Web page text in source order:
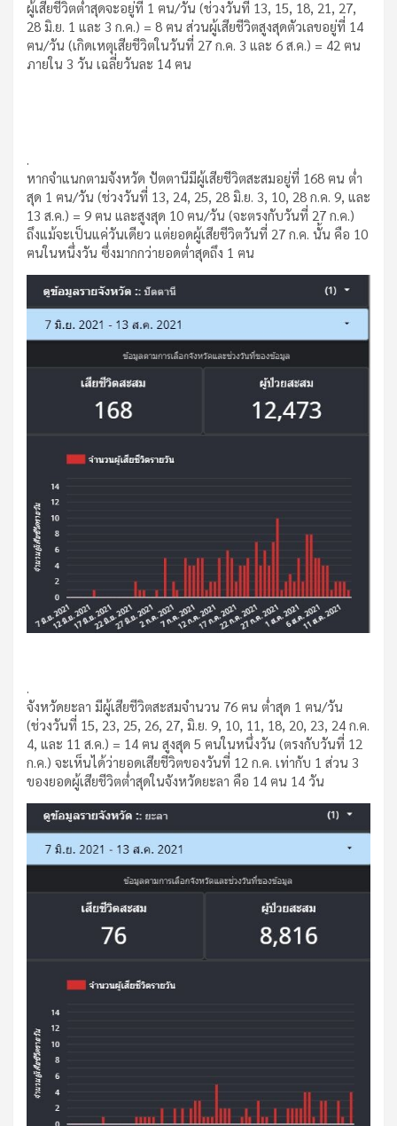
ผู้เสียชีวิตต่ำสุดจะอยู่ที่ 1 ฅน/วัน (ช่วงวันที่ 13, 15, 18, 21, 27,
28 มิ.ย. 1 และ 3 ก.ค.) = 8 ฅน ส่วนผู้เสียชีวิตสูงสุดตัวเลขอยู่ที่ 14
ฅน/วัน (เกิดเหตุเสียชีวิตในวันที่ 27 ก.ค. 3 และ 6 ส.ค.) = 42 ฅน
ภายใน 3 วัน เฉลี่ยวันละ 14 ฅน
.
หากจำแนกตามจังหวัด ปัตตานีมีผู้เสียชีวิตสะสมอยู่ที่ 168 ฅน ต่ำ
สุด 1 ฅน/วัน (ช่วงวันที่ 13, 24, 25, 28 มิ.ย. 3, 10, 28 ก.ค. 9, และ
13 ส.ค.) = 9 ฅน และสูงสุด 10 ฅน/วัน (จะตรงกับวันที่ 27 ก.ค.)
ถึงแม้จะเป็นแค่วันเดียว แต่ยอดผู้เสียชีวิตวันที่ 27 ก.ค. นั้น คือ 10
ฅนในหนึ่งวัน ซึ่งมากกว่ายอดต่ำสุดถึง 1 ฅน
.
จังหวัดยะลา มีผู้เสียชีวิตสะสมจำนวน 76 ฅน ต่ำสุด 1 ฅน/วัน
(ช่วงวันที่ 15, 23, 25, 26, 27, มิ.ย. 9, 10, 11, 18, 20, 23, 24 ก.ค.
4, และ 11 ส.ค.) = 14 ฅน สูงสุด 5 ฅนในหนึ่งวัน (ตรงกับวันที่ 12
ก.ค.) จะเห็นได้ว่ายอดเสียชีวิตของวันที่ 12 ก.ค. เท่ากับ 1 ส่วน 3
ของยอดผู้เสียชีวิตต่ำสุดในจังหวัดยะลา คือ 14 ฅน 14 วัน